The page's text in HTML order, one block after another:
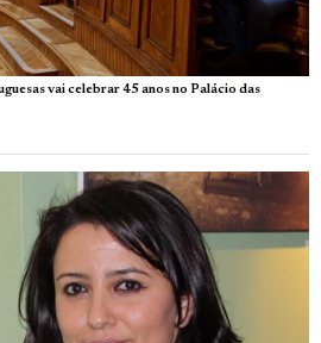
vai celebrar 45 anos no Palácio das